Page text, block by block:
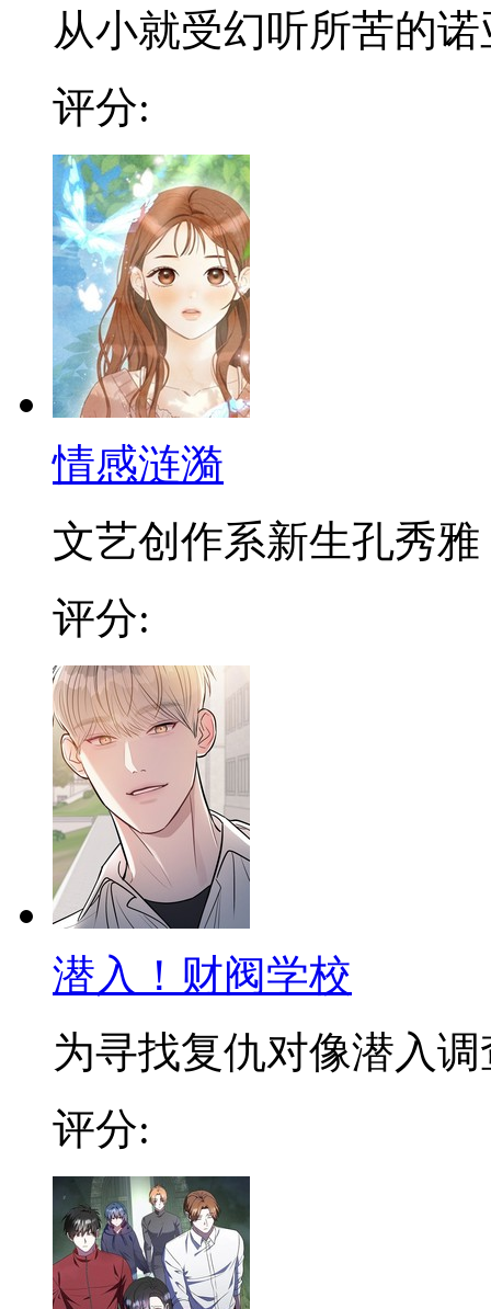
从小就受幻听所苦的诺
评分:
情感涟漪
文艺创作系新生孔秀雅
评分:
潜入！财阀学校
为寻找复仇对像潜入调
评分: